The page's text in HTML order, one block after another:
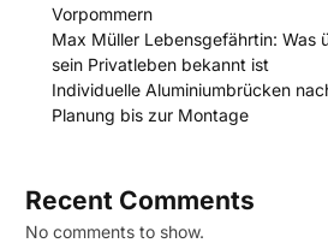
Vorpommern
Max Müller Lebensgefährtin: Was
sein Privatleben bekannt ist
Individuelle Aluminiumbrücken
Planung bis zur Montage
Recent Comments
No comments to show.